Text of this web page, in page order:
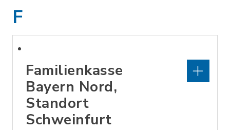
F
Familienkasse
Bayern Nord,
Standort
Schweinfurt